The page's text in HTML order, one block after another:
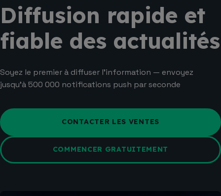
Diffusion rapide et
fiable des actualités
Soyez le premier à diffuser l'information — envoyez
jusqu'à 500 000 notifications push par seconde
CONTACTER LES VENTES
COMMENCER GRATUITEMENT